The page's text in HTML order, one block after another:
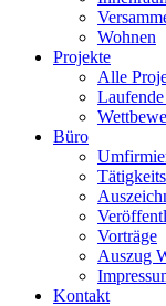
Wohnen
Projekte
Alle
Büro
Vorträge
Auszug
Kontakt